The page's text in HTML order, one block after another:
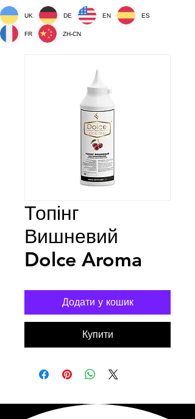
Топінг
Вишневий
Dolce Aroma
Додати у кошик
Купити
UK DE EN ES
FR ZH-CN